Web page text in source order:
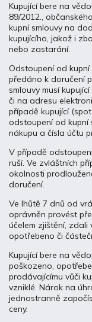
Kupující bere na
89/2012.,
kupní smlouvy na
kupujícího, jakož i
nebo zastarání.
Odstoupení od kupní
předáno k doručení
smlouvy musí
či na adresu
případě kupující
odstoupení od kupní
nákupu a čísla účtu
V případě
ruší. Ve zvláštních
okolnosti
doručení.
Ve lhůtě 7 dnů od
oprávněn provést
účelem zjištění, zdali
opotřebeno či
Kupující bere na
poškozeno,
prodávajícímu vůči
vzniklé. Nárok na
jednostranně
ceny.